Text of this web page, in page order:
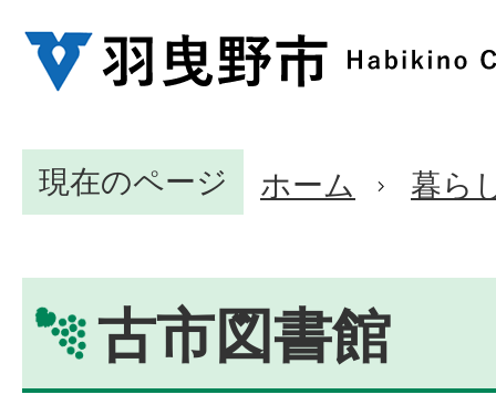
現在のページ ホーム 暮ら
古市図書館